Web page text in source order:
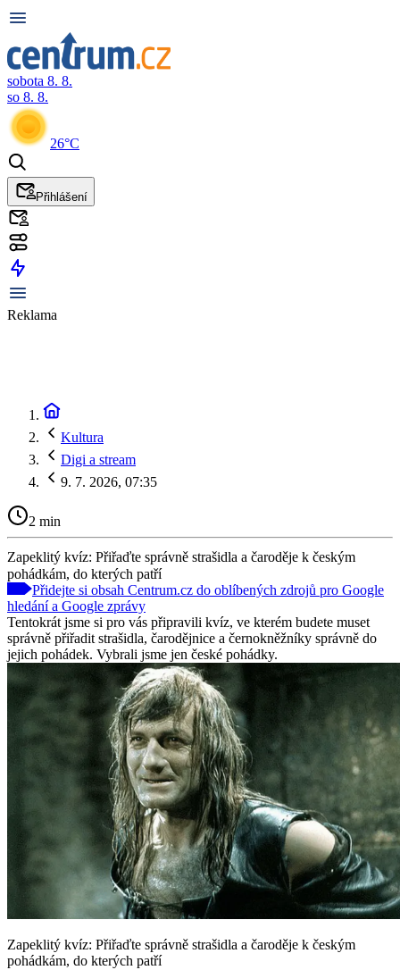
sobota 8. 8.
so 8. 8.
26°C
Přihlášení
Reklama
Kultura
Digi a stream
9. 7. 2026, 07:35
2 min
Zapeklitý kvíz: Přiřaďte správně strašidla a čaroděje k českým
pohádkám, do kterých patří
Přidejte si obsah Centrum.cz do oblíbených zdrojů pro Google
hledání a Google zprávy
Tentokrát jsme si pro vás připravili kvíz, ve kterém budete muset
správně přiřadit strašidla, čarodějnice a černokněžníky správně do
jejich pohádek. Vybrali jsme jen české pohádky.
Zapeklitý kvíz: Přiřaďte správně strašidla a čaroděje k českým
pohádkám, do kterých patří